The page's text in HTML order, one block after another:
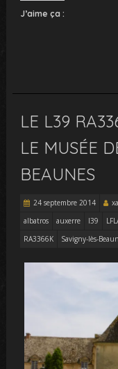
J’aime ça :
LE L39
LE MUSÉE
BEAUNES
24 septembre 2014
albatros
auxerre l39
RA3366K
Savigny-lès-